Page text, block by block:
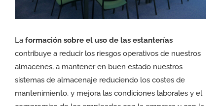
La formación sobre el uso de las estanterías
contribuye a reducir los riesgos operativos de nuestros
almacenes, a mantener en buen estado nuestros
sistemas de almacenaje reduciendo los costes de
mantenimiento, y mejora las condiciones laborales y el